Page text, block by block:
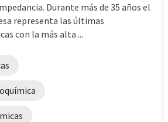
Durante más de 35 años el
representa las últimas
con la más alta ...